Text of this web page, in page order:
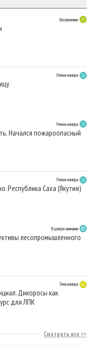
Лесопиление
Регион номера
Регион номера
Начался пожароопасный
Регион номера
Республика Саха (Якутия)
В центре внимания
лесопромышленного
Тема номера
Дикоросы как
для ЛПК
Смотреть все